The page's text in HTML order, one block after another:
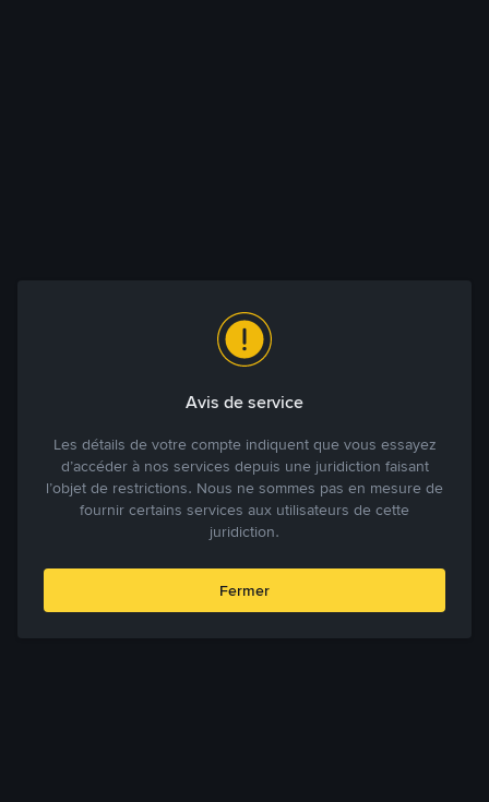
Avis de service
Les détails de votre compte indiquent que vous essayez
d’accéder à nos services depuis une juridiction faisant
l’objet de restrictions. Nous ne sommes pas en mesure de
fournir certains services aux utilisateurs de cette
juridiction.
Fermer